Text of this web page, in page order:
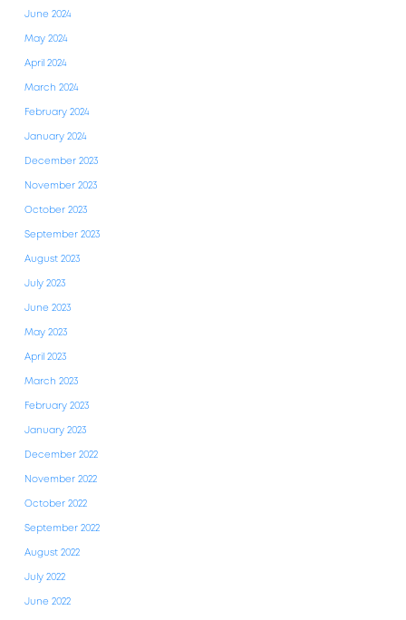
June 2024
May 2024
April 2024
March 2024
February 2024
January 2024
December 2023
November 2023
October 2023
September 2023
August 2023
July 2023
June 2023
May 2023
April 2023
March 2023
February 2023
January 2023
December 2022
November 2022
October 2022
September 2022
August 2022
July 2022
June 2022